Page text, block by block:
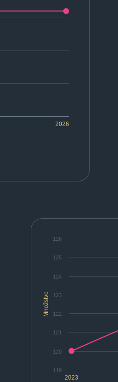
2026
Množstvo
2023
119
120
121
122
123
124
125
126